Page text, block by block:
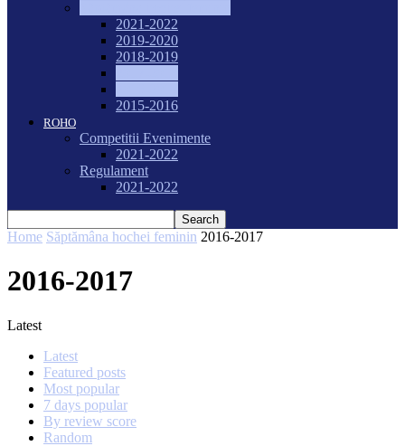
2021-2022
2019-2020
2018-2019
2015-2016
ROHO
Competitii Evenimente
2021-2022
Regulament
2021-2022
Home Săptămâna hochei feminin 2016-2017
2016-2017
Latest
Latest
Featured posts
Most popular
7 days popular
By review score
Random